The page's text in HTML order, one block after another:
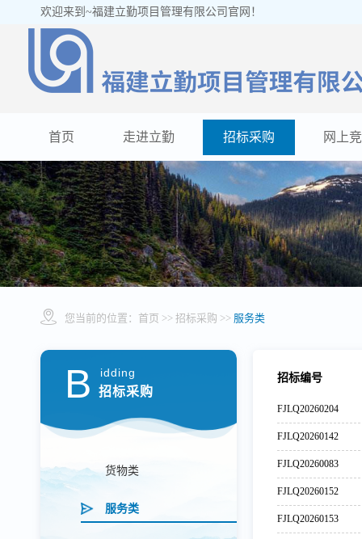
欢迎来到~福建立勤项目管理有限公司官网！
首页 走进立勤 招标采购 网上
您当前的位置： 首页 >> 招标采购 >> 服务类
B idding
招标采购
货物类
服务类
招标编号
FJLQ20260204
FJLQ20260142
FJLQ20260083
FJLQ20260152
FJLQ20260153